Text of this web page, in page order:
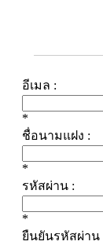
อีเมล :
*
ชื่อนามแฝง :
*
รหัสผ่าน :
*
ยืนยันรหัสผ่าน